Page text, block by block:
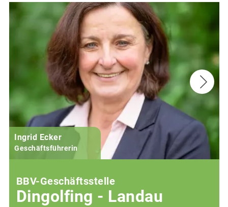
Ingrid Ecker
Geschäftsführerin
BBV-Geschäftsstelle
Dingolfing - Landau